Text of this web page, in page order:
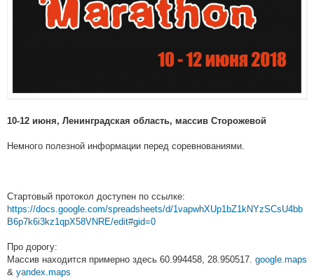
10-12 июня, Ленинградская область, массив Сторожевой
Немного полезной информации перед соревнованиями.
Стартовый протокол доступен по ссылке:
https://docs.google.com/spreadsheets/d/1vapwhXUp1bZ1kNYzSCsU4bb
B6p7k6i3kz1qpX58VNRE/edit#gid=0
Про дорогу:
Массив находится примерно здесь 60.994458, 28.950517. google.maps
& yandex.maps